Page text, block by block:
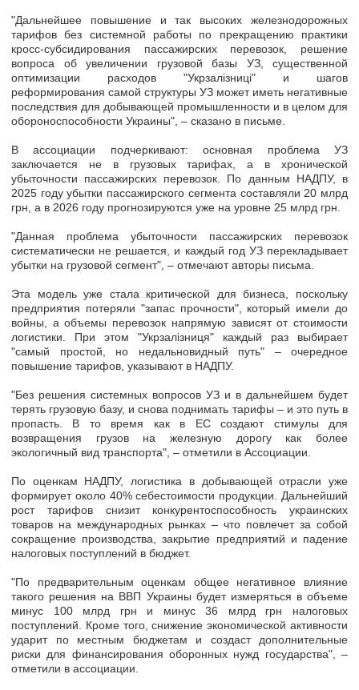
"Дальнейшее повышение и так высоких железнодорожных
тарифов без системной работы по прекращению практики
кросс-субсидирования пассажирских перевозок, решение
вопроса об увеличении грузовой базы УЗ, существенной
оптимизации расходов "Укрзалізниці" и шагов
реформирования самой структуры УЗ может иметь негативные
последствия для добывающей промышленности и в целом для
обороноспособности Украины", – сказано в письме.
В ассоциации подчеркивают: основная проблема УЗ
заключается не в грузовых тарифах, а в хронической
убыточности пассажирских перевозок. По данным НАДПУ, в
2025 году убытки пассажирского сегмента составляли 20 млрд
грн, а в 2026 году прогнозируются уже на уровне 25 млрд грн.
"Данная проблема убыточности пассажирских перевозок
систематически не решается, и каждый год УЗ перекладывает
убытки на грузовой сегмент", – отмечают авторы письма.
Эта модель уже стала критической для бизнеса, поскольку
предприятия потеряли "запас прочности", который имели до
войны, а объемы перевозок напрямую зависят от стоимости
логистики. При этом "Укрзалізниця" каждый раз выбирает
"самый простой, но недальновидный путь" – очередное
повышение тарифов, указывают в НАДПУ.
"Без решения системных вопросов УЗ и в дальнейшем будет
терять грузовую базу, и снова поднимать тарифы – и это путь в
пропасть. В то время как в ЕС создают стимулы для
возвращения грузов на железную дорогу как более
экологичный вид транспорта", – отметили в Ассоциации.
По оценкам НАДПУ, логистика в добывающей отрасли уже
формирует около 40% себестоимости продукции. Дальнейший
рост тарифов снизит конкурентоспособность украинских
товаров на международных рынках – что повлечет за собой
сокращение производства, закрытие предприятий и падение
налоговых поступлений в бюджет.
"По предварительным оценкам общее негативное влияние
такого решения на ВВП Украины будет измеряться в объеме
минус 100 млрд грн и минус 36 млрд грн налоговых
поступлений. Кроме того, снижение экономической активности
ударит по местным бюджетам и создаст дополнительные
риски для финансирования оборонных нужд государства", –
отметили в ассоциации.